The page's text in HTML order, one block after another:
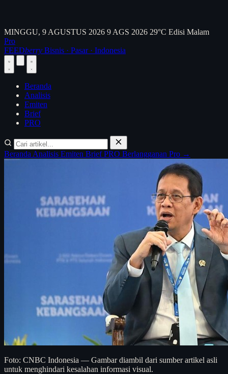
MINGGU, 9 AGUSTUS 2026 9 AGS 2026 29°C Edisi Malam
Pro
FEEDberry Bisnis · Pasar · Indonesia
Beranda
Analisis
Emiten
Brief
PRO
Beranda Analisis Emiten BriefPRO Berlangganan Pro →
Foto: CNBC Indonesia — Gambar diambil dari sumber artikel asli
untuk menghindari kesalahan informasi visual.